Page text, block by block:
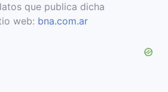
que publica dicha
web: bna.com.ar